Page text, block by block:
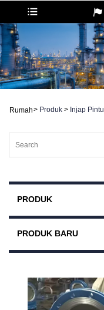
Rumah> Produk > Injap Pintu
PRODUK
PRODUK BARU